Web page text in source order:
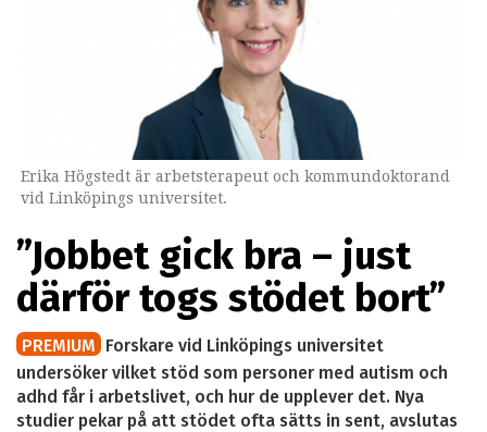
Erika Högstedt är arbetsterapeut och kommundoktorand
vid Linköpings universitet.
”Jobbet gick bra – just
därför togs stödet bort”
PREMIUM Forskare vid Linköpings universitet
undersöker vilket stöd som personer med autism och
adhd får i arbetslivet, och hur de upplever det. Nya
studier pekar på att stödet ofta sätts in sent, avslutas